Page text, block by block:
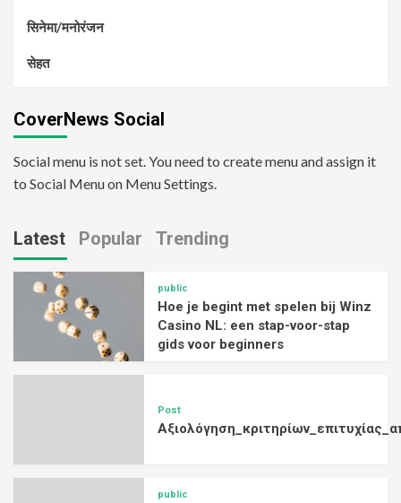
सिनेमा/मनोरंजन
सेहत
CoverNews Social
Social menu is not set. You need to create menu and assign it
to Social Menu on Menu Settings.
Latest Popular Trending
public
Hoe je begint met spelen bij Winz
Casino NL: een stap-voor-stap
gids voor beginners
Post
public